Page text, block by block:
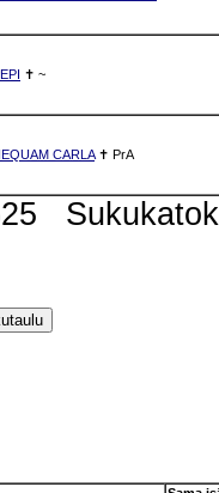
✝ ~
CARLA✝ PrA